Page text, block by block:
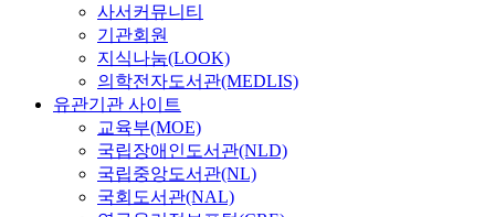
사서커뮤니티
기관회원
지식나눔(LOOK)
의학전자도서관(MEDLIS)
유관기관 사이트
교육부(MOE)
국립장애인도서관(NLD)
국립중앙도서관(NL)
국회도서관(NAL)